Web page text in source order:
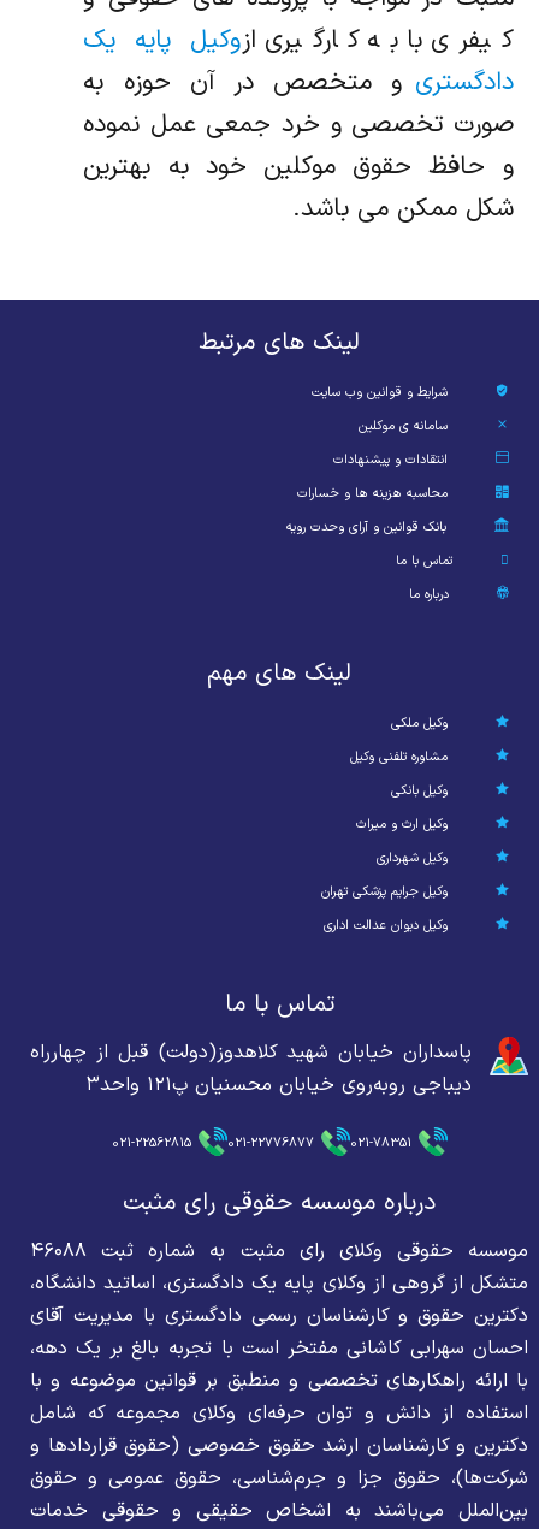
کیفری با به کارگیری ازوکیل پایه یک
دادگستری و متخصص در آن حوزه به
صورت تخصصی و خرد جمعی عمل نموده
و حافظ حقوق موکلین خود به بهترین
شکل ممکن می باشد.
لینک های مرتبط
شرایط و قوانین وب سایت
سامانه ی موکلین
انتقادات و پیشنهادات
محاسبه هزینه ها و خسارات
بانک قوانین و آرای وحدت رویه
تماس با ما
درباره ما
لینک های مهم
وکیل ملکی
مشاوره تلفنی وکیل
وکیل بانکی
وکیل ارث و میراث
وکیل شهرداری
وکیل جرایم پزشکی تهران
وکیل دیوان عدالت اداری
تماس با ما
پاسداران خیابان شهید کلاهدوز(دولت) قبل از چهارراه
دیباجی روبه‌روی خیابان محسنیان پ۱۲۱ واحد۳
021-78351
021-22776877
021-22562815
درباره موسسه حقوقی رای مثبت
موسسه حقوقی وکلای رای مثبت به شماره ثبت ۴۶۰۸۸
متشکل از گروهی از وکلای پایه یک دادگستری، اساتید دانشگاه،
دکترین حقوق و کارشناسان رسمی دادگستری با مدیریت آقای
احسان سهرابی کاشانی مفتخر است با تجربه بالغ بر یک دهه،
با ارائه راهکارهای تخصصی و منطبق بر قوانین موضوعه و با
استفاده از دانش و توان حرفه‌ای وکلای مجموعه که شامل
دکترین و کارشناسان ارشد حقوق خصوصی (حقوق قراردادها و
شرکت‌ها)، حقوق جزا و جرم‌شناسی، حقوق عمومی و حقوق
بین‌الملل می‌باشند به اشخاص حقیقی و حقوقی خدمات